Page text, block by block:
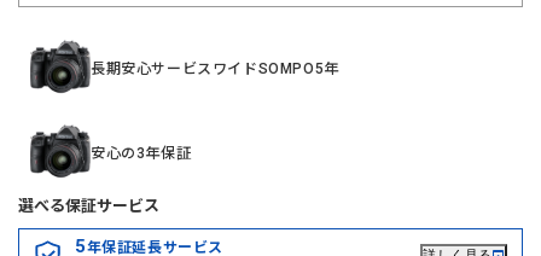
長期安心サービスワイドSOMPO5年
安心の3年保証
選べる保証サービス
5年保証延長サービス